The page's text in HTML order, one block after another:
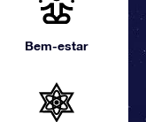
Bem-estar